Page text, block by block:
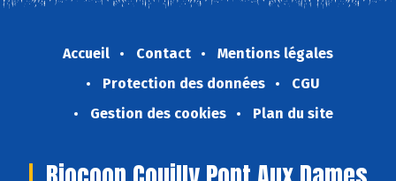
Accueil Contact
Mentions légales
Protection des données
CGU
Gestion des cookies
Plan du site